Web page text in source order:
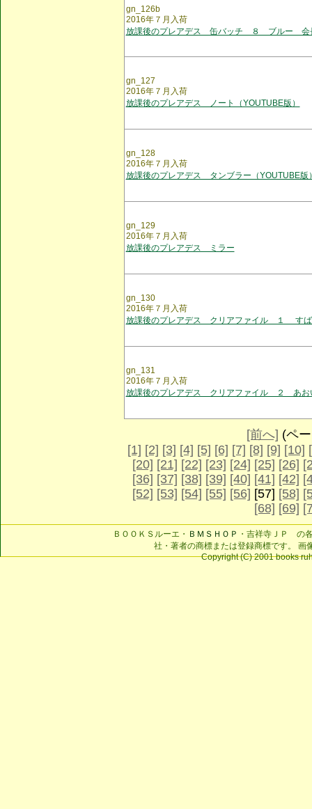
gn_126b
2016年７月入荷
放課後のプレアデス 缶バッチ ８ ブルー 会
gn_127
2016年７月入荷
放課後のプレアデス ノート（YOUTUBE版）
gn_128
2016年７月入荷
放課後のプレアデス タンブラー（YOUTUBE版
gn_129
2016年７月入荷
放課後のプレアデス ミラー
gn_130
2016年７月入荷
放課後のプレアデス クリアファイル １ す
gn_131
2016年７月入荷
放課後のプレアデス クリアファイル ２ あお
[前へ] (ペ
[1] [2] [3] [4] [5] [6] [7] [8] [9] [10]
[20] [21] [22] [23] [24] [25] [26]
[36] [37] [38] [39] [40] [41] [42]
[52] [53] [54] [55] [56] [57] [58]
[68] [69]
ＢＯＯＫＳルーエ・ ＢＭＳＨＯＰ ・吉祥寺ＪＰ の
社・著者の商標または登録商標です。 画
Copyright (C) 2001 books